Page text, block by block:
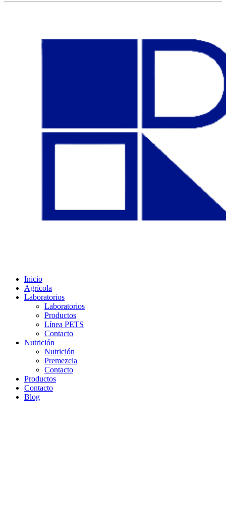
Inicio
Agrícola
Laboratorios
Laboratorios
Productos
Línea PETS
Contacto
Nutrición
Nutrición
Premezcla
Contacto
Productos
Contacto
Blog